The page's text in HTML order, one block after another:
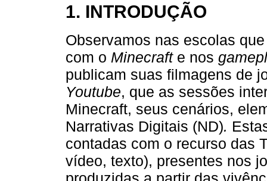
1. INTRODUÇÃO
Observamos nas escolas
com o Minecrafte nos
publicam suas filmagens de
Youtube, que as sessões
Minecraft, seus cenários,
Narrativas Digitais (ND).
contadas com o recurso das
vídeo, texto), presentes nos